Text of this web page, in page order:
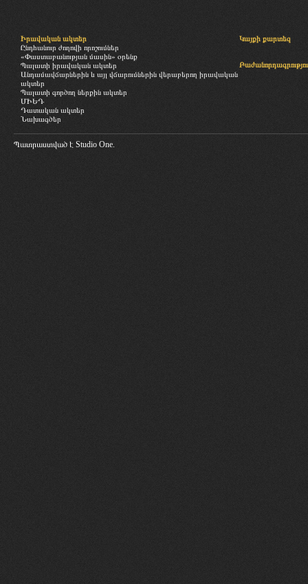
Իրավական ակտեր
Ընդհանուր ժողովի որոշումներ
«Փաստաբանության մասին» օրենք
Պալատի իրավական ակտեր
Անդամավճարներին և այլ վճարումներին վերաբերող իրավական
ակտեր
Պալատի գործող ներքին ակտեր
ՄԻԵԴ
Դատական ակտեր
Նախագծեր
Կայքի քարտեզ
Պատրաստված է Studio One.